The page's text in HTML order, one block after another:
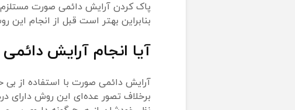
پاک کردن آرایش دائمی صورت
بنابراین بهتر است قبل از انجام
آیا انجام آرایش
آرایش دائمی صورت با استفاده از بی
برخلاف تصور عده‌ای این روش دارای